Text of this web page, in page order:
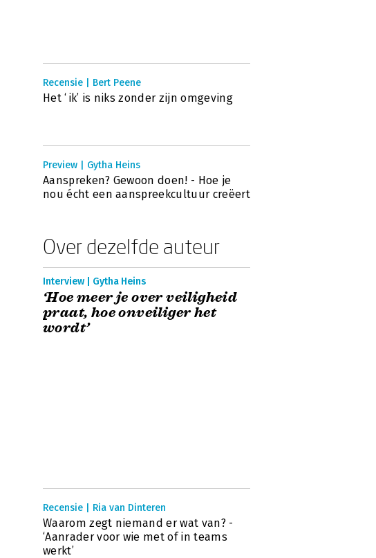
Recensie | Bert Peene
Het ‘ik’ is niks zonder zijn omgeving
Preview | Gytha Heins
Aanspreken? Gewoon doen! - Hoe je
nou écht een aanspreekcultuur creëert
Over dezelfde auteur
Interview | Gytha Heins
‘Hoe meer je over veiligheid
praat, hoe onveiliger het
wordt’
Recensie | Ria van Dinteren
Waarom zegt niemand er wat van? -
‘Aanrader voor wie met of in teams
werkt’